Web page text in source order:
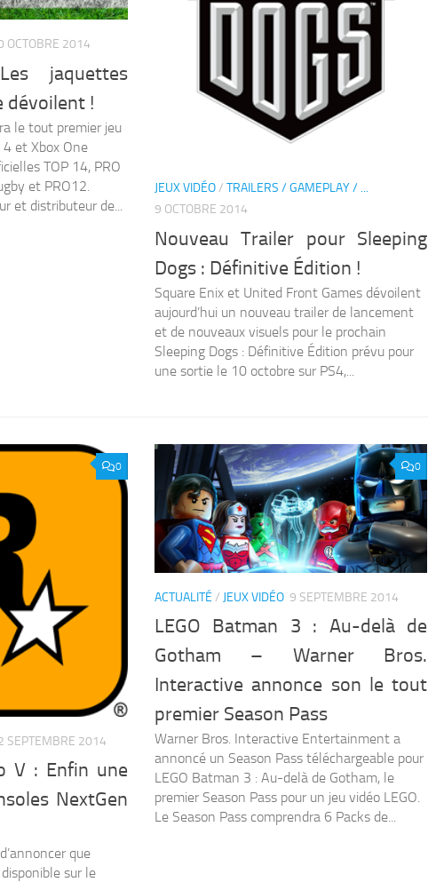
OCTOBRE 2014
jaquettes
dévoilent !
le tout premier jeu
et Xbox One
TOP 14, PRO
et PRO12.
et distributeur de...
JEUX VIDÉO/ TRAILERS / GAMEPLAY / ...
9 OCTOBRE 2014
Nouveau Trailer pour Sleeping
Dogs : Définitive Édition !
Square Enix et United Front Games dévoilent
aujourd’hui un nouveau trailer de lancement
et de nouveaux visuels pour le prochain
Sleeping Dogs : Définitive Édition prévu pour
une sortie le 10 octobre sur PS4,...
0
SEPTEMBRE 2014
V : Enfin une
NextGen
que
sur le
0
ACTUALITÉ / JEUX VIDÉO 9 SEPTEMBRE 2014
LEGO Batman 3 : Au-delà de
Gotham – Warner Bros.
Interactive annonce son le tout
premier Season Pass
Warner Bros. Interactive Entertainment a
annoncé un Season Pass téléchargeable pour
LEGO Batman 3 : Au-delà de Gotham, le
premier Season Pass pour un jeu vidéo LEGO.
Le Season Pass comprendra 6 Packs de...